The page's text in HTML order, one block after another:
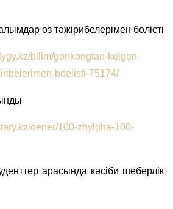
өз тәжірибелерімен бөлісті
bilim/gonkongtan-kelgen-
boelisti-75174/
oener/100-zhylgha-100-
арасында кәсіби шеберлік